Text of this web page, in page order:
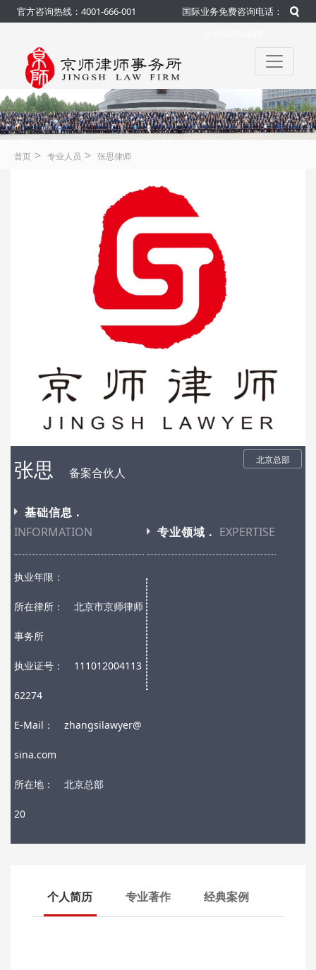
官方咨询热线：4001-666-001
国际业务免费咨询电话：
首页 > 专业人员 > 张思律师
张思 备案合伙人
北京总部
基础信息 .
INFORMATION
专业领域 . EXPERTISE
执业年限：
所在律所： 北京市京师律师
事务所
执业证号： 111012004113
62274
E-Mail： zhangsilawyer@
sina.com
所在地： 北京总部
20
个人简历 专业著作 经典案例